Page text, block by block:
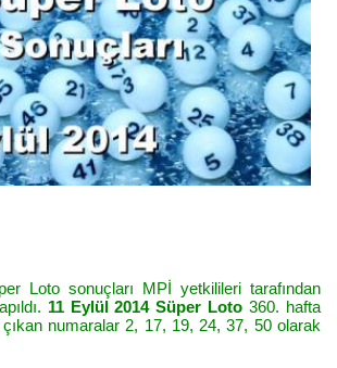
Loto sonuçları MPİ yetkilileri tarafından
11 Eylül 2014 Süper Loto 360. hafta
numaralar 2, 17, 19, 24, 37, 50 olarak